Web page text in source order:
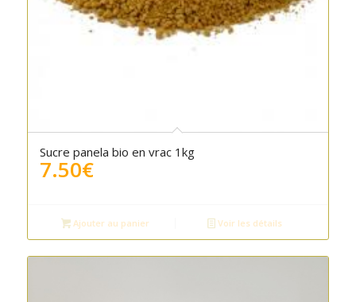
Sucre panela bio en vrac 1kg
7.50€
Ajouter au panier Voir les détails